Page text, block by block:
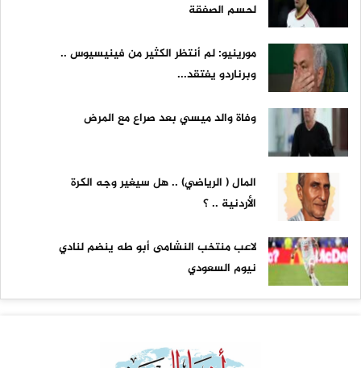
لحسم الصفقة
مورينيو: لم أنتظر الكثير من فينيسيوس ..
وبرناردو يفتقد...
وفاة والد ميسي بعد صراع مع المرض
المال ( الرياضي) .. هل سيغير وجه الكرة
الأردنية .. ؟
لاعب منتخب النشامى أبو طه ينضم لنادي
نيوم السعودي